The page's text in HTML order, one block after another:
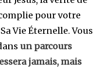
pour votre
Vie Éternelle. Vous
un parcours
jamais, mais